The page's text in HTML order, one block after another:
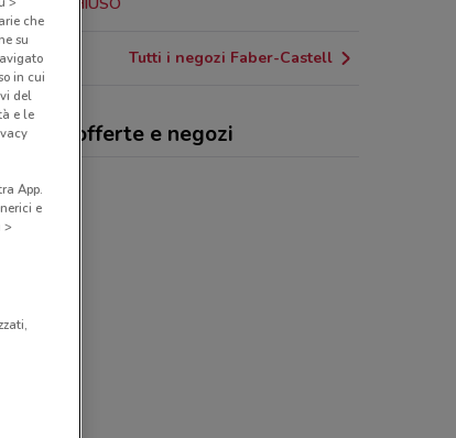
Tutti i negozi Faber-Castell
offerte e negozi
che
su
in cui
del
e le
App.
e
>